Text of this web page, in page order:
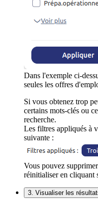
Dans l'exemple ci-
seules les offres
Si vous obtenez trop
certains mots-clés ou
recherche.
Les filtres appliqués à
suivante :
Vous pouvez
réinitialiser en cliquant
3. Visualiser les